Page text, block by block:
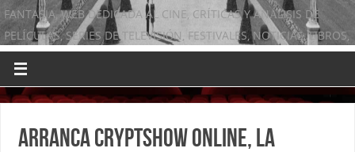
FANTASIA, WEB DEDICADA AL CINE, CRÍTICAS Y ANÁLISIS DE
PELÍCULAS, SERIES DE TELEVISIÓN, FESTIVALES, NOTICIAS, LIBROS,
DVD & BLURAY, MERCHANDISING Y TODO LO QUE RODEA AL
SÉPTIMO ARTE
Arranca Cryptshow ONLINE, la